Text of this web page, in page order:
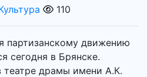
110
партизанскому движению
сегодня в Брянске.
театре драмы имени А.К.